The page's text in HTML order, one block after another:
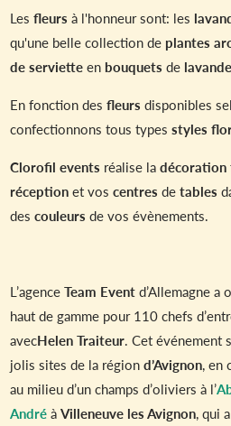
Lesfleurs à l'honneur sont: les
qu'une belle collection de plantes
de servietteen bouquetsde
En fonction desfleurs disponibles
confectionnons tous typesstyles
Clorofil events réalise ladécoration
réceptionet voscentres detables
descouleurs de vos évènements.
L’agenceTeam Eventd’Allemagne a
haut de gamme pour 110 chefs
avecHelen Traiteur. Cet événement
jolis sites de la régiond’Avignon, en
au milieu d’un champs d’oliviers à l’
André àVilleneuve les Avignon, qui